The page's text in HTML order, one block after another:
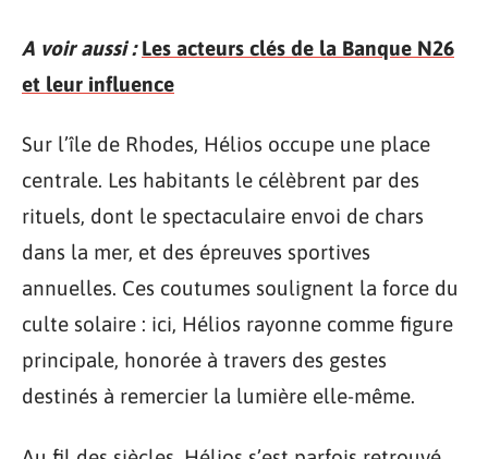
A voir aussi : Les acteurs clés de la Banque N26
et leur influence
Sur l’île de Rhodes, Hélios occupe une place
centrale. Les habitants le célèbrent par des
rituels, dont le spectaculaire envoi de chars
dans la mer, et des épreuves sportives
annuelles. Ces coutumes soulignent la force du
culte solaire : ici, Hélios rayonne comme figure
principale, honorée à travers des gestes
destinés à remercier la lumière elle-même.